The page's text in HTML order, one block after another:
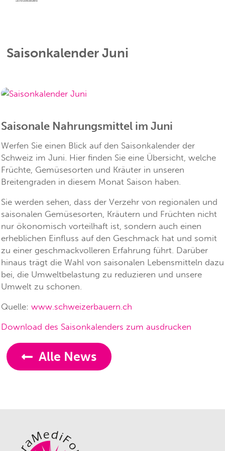
Saisonkalender Juni
Saisonale Nahrungsmittel im Juni
Werfen Sie einen Blick auf den Saisonkalender der
Schweiz im Juni. Hier finden Sie eine Übersicht, welche
Früchte, Gemüsesorten und Kräuter in unseren
Breitengraden in diesem Monat Saison haben.
Sie werden sehen, dass der Verzehr von regionalen und
saisonalen Gemüsesorten, Kräutern und Früchten nicht
nur ökonomisch vorteilhaft ist, sondern auch einen
erheblichen Einfluss auf den Geschmack hat und somit
zu einer geschmackvolleren Erfahrung führt. Darüber
hinaus trägt die Wahl von saisonalen Lebensmitteln dazu
bei, die Umweltbelastung zu reduzieren und unsere
Umwelt zu schonen.
Quelle: www.schweizerbauern.ch
Download des Saisonkalenders zum ausdrucken
Alle News